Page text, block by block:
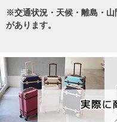
※交通状況・天候・離島・
があります。